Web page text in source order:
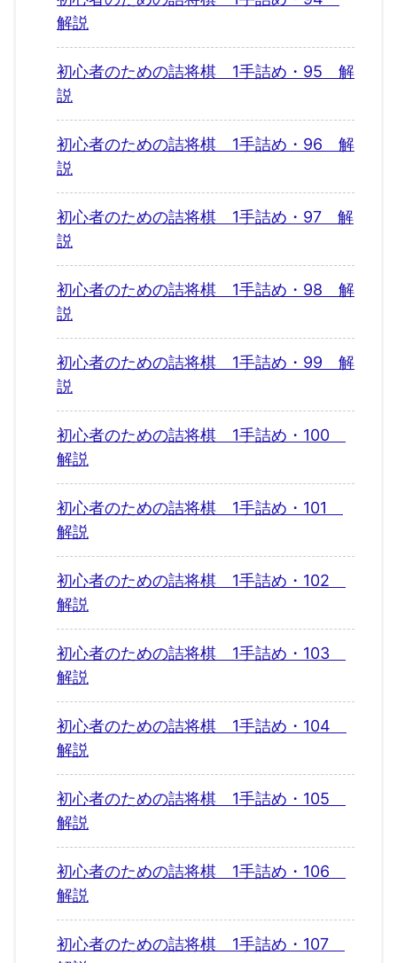
解説
初心者のための詰将棋 1手詰め・95 解
説
初心者のための詰将棋 1手詰め・96 解
説
初心者のための詰将棋 1手詰め・97 解
説
初心者のための詰将棋 1手詰め・98 解
説
初心者のための詰将棋 1手詰め・99 解
説
初心者のための詰将棋 1手詰め・100
解説
初心者のための詰将棋 1手詰め・101
解説
初心者のための詰将棋 1手詰め・102
解説
初心者のための詰将棋 1手詰め・103
解説
初心者のための詰将棋 1手詰め・104
解説
初心者のための詰将棋 1手詰め・105
解説
初心者のための詰将棋 1手詰め・106
解説
初心者のための詰将棋 1手詰め・107